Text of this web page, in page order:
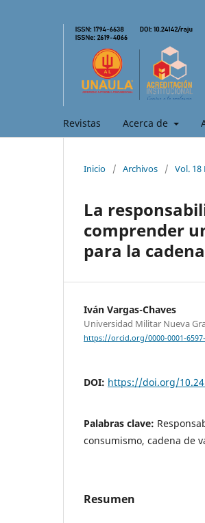
Revistas Acerca de
Inicio / Archivos / Vol. 18
La
comprender
para la
Iván Vargas-Chaves
Universidad Militar Nueva
https://orcid.org/0000-0001-
DOI: https://doi.org/
Palabras clave:
consumismo, cadena de
Resumen